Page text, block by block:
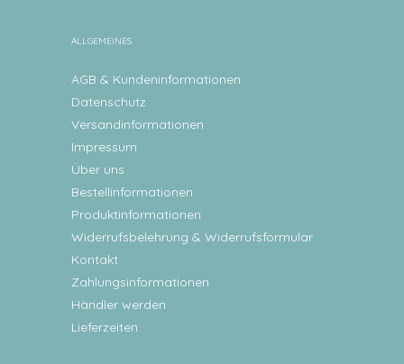
ALLGEMEINES
AGB & Kundeninformationen
Datenschutz
Versandinformationen
Impressum
Über uns
Bestellinformationen
Produktinformationen
Widerrufsbelehrung & Widerrufsformular
Kontakt
Zahlungsinformationen
Händler werden
Lieferzeiten